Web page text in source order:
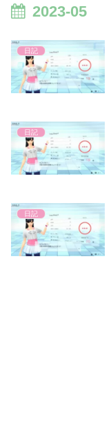
2023-05
日記
日記
日記